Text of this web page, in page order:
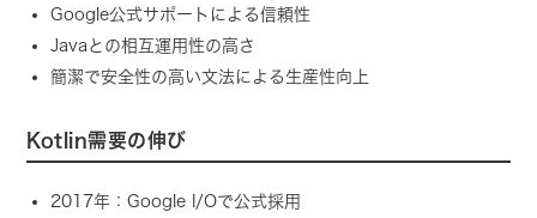
Google公式サポートによる信頼性
Javaとの相互運用性の高さ
簡潔で安全性の高い文法による生産性向上
Kotlin需要の伸び
2017年：Google I/Oで公式採用